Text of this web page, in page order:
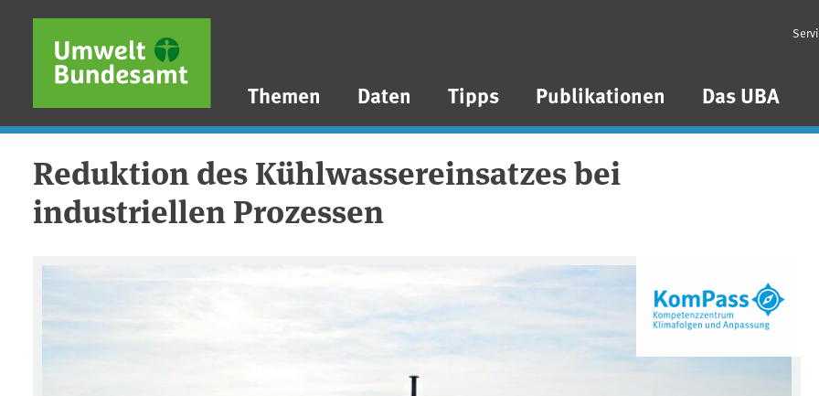
Direkt zum Inhalt
Direkt zum Hauptmenü
Direkt zur Fußzeile
Themen Daten Tipps Publikationen Das UBA
Reduktion des Kühlwassereinsatzes bei
industriellen Prozessen